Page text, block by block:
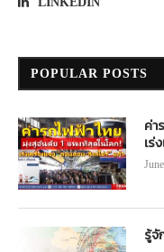
POPULAR POSTS
ค่า
เร่
รู้จั